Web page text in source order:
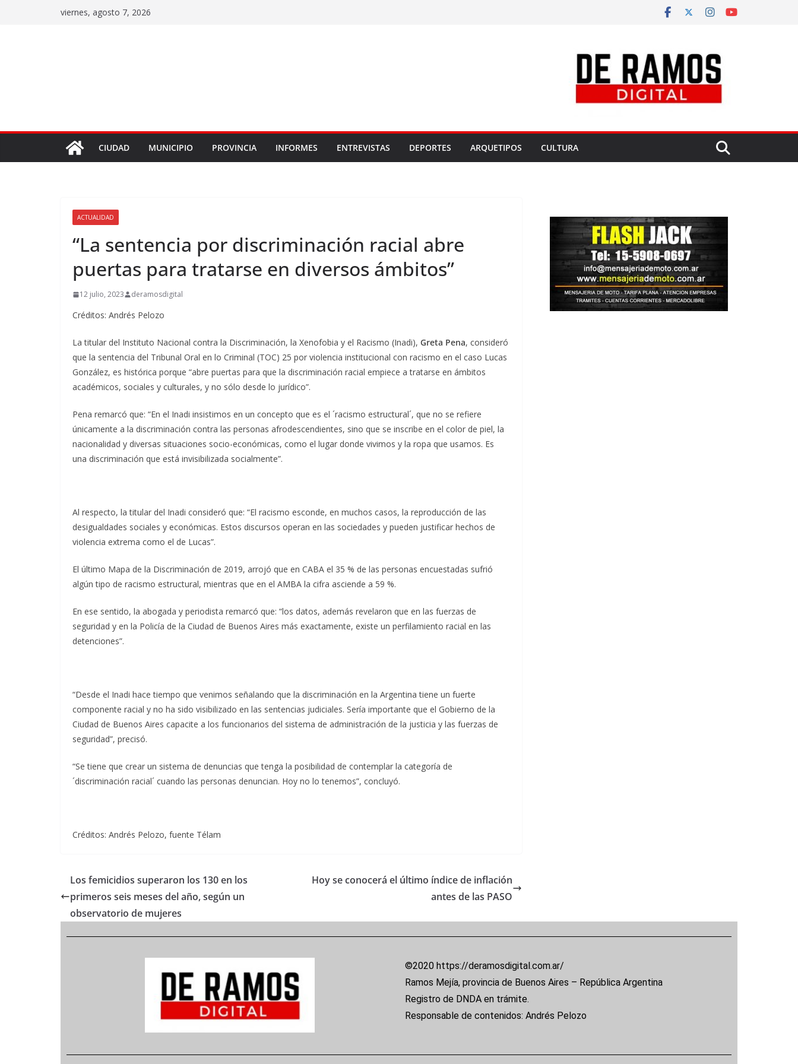
viernes, agosto 7, 2026
CIUDAD MUNICIPIO PROVINCIA INFORMES ENTREVISTAS DEPORTES ARQUETIPOS CULTURA
ACTUALIDAD
“La sentencia por discriminación racial abre
puertas para tratarse en diversos ámbitos”
12 julio, 2023 deramosdigital
Créditos: Andrés Pelozo
La titular del Instituto Nacional contra la Discriminación, la Xenofobia y el Racismo (Inadi), Greta Pena, consideró
que la sentencia del Tribunal Oral en lo Criminal (TOC) 25 por violencia institucional con racismo en el caso Lucas
González, es histórica porque “abre puertas para que la discriminación racial empiece a tratarse en ámbitos
académicos, sociales y culturales, y no sólo desde lo jurídico”.
Pena remarcó que: “En el Inadi insistimos en un concepto que es el ´racismo estructural´, que no se refiere
únicamente a la discriminación contra las personas afrodescendientes, sino que se inscribe en el color de piel, la
nacionalidad y diversas situaciones socio-económicas, como el lugar donde vivimos y la ropa que usamos. Es
una discriminación que está invisibilizada socialmente”.
Al respecto, la titular del Inadi consideró que: “El racismo esconde, en muchos casos, la reproducción de las
desigualdades sociales y económicas. Estos discursos operan en las sociedades y pueden justificar hechos de
violencia extrema como el de Lucas”.
El último Mapa de la Discriminación de 2019, arrojó que en CABA el 35 % de las personas encuestadas sufrió
algún tipo de racismo estructural, mientras que en el AMBA la cifra asciende a 59 %.
En ese sentido, la abogada y periodista remarcó que: “los datos, además revelaron que en las fuerzas de
seguridad y en la Policía de la Ciudad de Buenos Aires más exactamente, existe un perfilamiento racial en las
detenciones”.
“Desde el Inadi hace tiempo que venimos señalando que la discriminación en la Argentina tiene un fuerte
componente racial y no ha sido visibilizado en las sentencias judiciales. Sería importante que el Gobierno de la
Ciudad de Buenos Aires capacite a los funcionarios del sistema de administración de la justicia y las fuerzas de
seguridad”, precisó.
“Se tiene que crear un sistema de denuncias que tenga la posibilidad de contemplar la categoría de
´discriminación racial´ cuando las personas denuncian. Hoy no lo tenemos”, concluyó.
Créditos: Andrés Pelozo, fuente Télam
Los femicidios superaron los 130 en los
primeros seis meses del año, según un
observatorio de mujeres
Hoy se conocerá el último índice de inflación
antes de las PASO
©2020 https://deramosdigital.com.ar/
Ramos Mejía, provincia de Buenos Aires – República Argentina
Registro de DNDA en trámite.
Responsable de contenidos: Andrés Pelozo